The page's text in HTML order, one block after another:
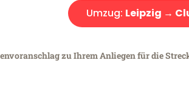
Umzug: Leipzig →
zu Ihrem Anliegen für die